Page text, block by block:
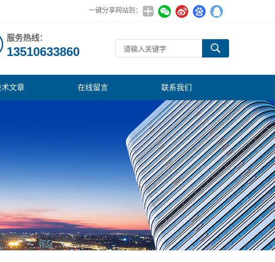
一键分享网站到：
服务热线：
13510633860
术文章 在线留言 联系我们